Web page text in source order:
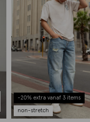
-20% extra vanaf 3 items
non-stretch